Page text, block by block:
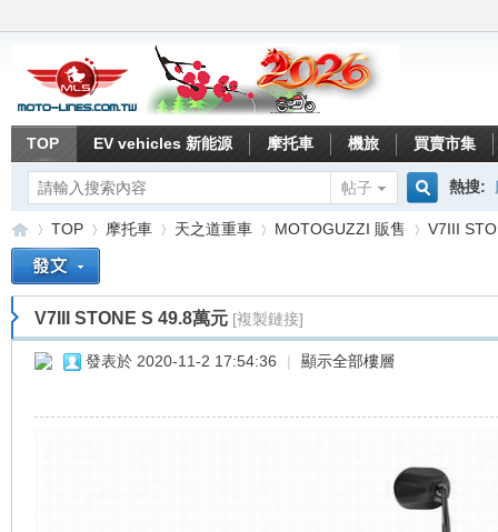
TOP EV vehicles 新能源 摩托車 機旅 買賣市集
帖子
搜
熱搜:
重 »
TOP
›
摩托車 天之道重車
›
MOTOGUZZI 販售 V7III
V7III STONE S 49.8萬元 [複製鏈接]
發表於 2020-11-2 17:54:36 | 顯示全部樓層